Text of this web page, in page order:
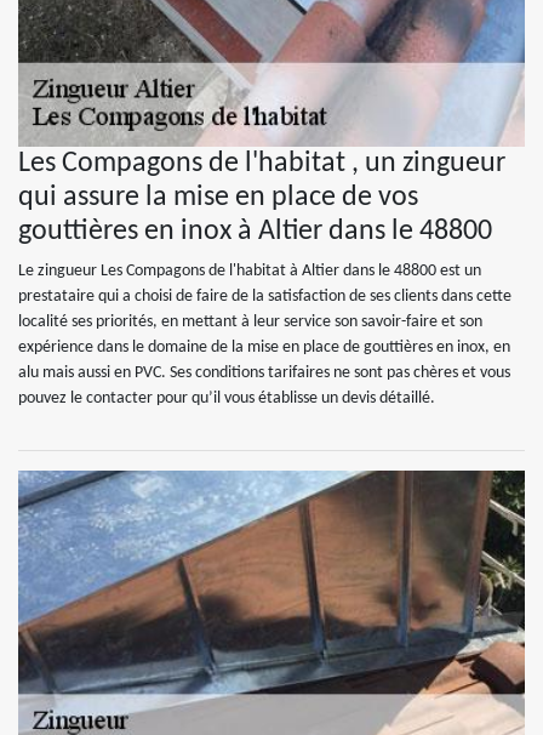
Les Compagons de l'habitat , un zingueur
qui assure la mise en place de vos
gouttières en inox à Altier dans le 48800
Le zingueur Les Compagons de l'habitat à Altier dans le 48800 est un
prestataire qui a choisi de faire de la satisfaction de ses clients dans cette
localité ses priorités, en mettant à leur service son savoir-faire et son
expérience dans le domaine de la mise en place de gouttières en inox, en
alu mais aussi en PVC. Ses conditions tarifaires ne sont pas chères et vous
pouvez le contacter pour qu’il vous établisse un devis détaillé.